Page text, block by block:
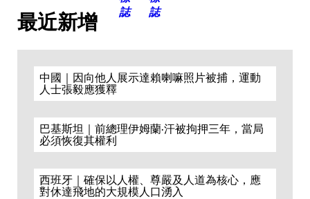
最近新增
中國｜因向他人展示達賴喇嘛照片被捕，運動
人士張毅應獲釋
巴基斯坦｜前總理伊姆蘭·汗被拘押三年，當局
必須恢復其權利
西班牙｜確保以人權、尊嚴及人道為核心，應
對休達飛地的大規模人口湧入